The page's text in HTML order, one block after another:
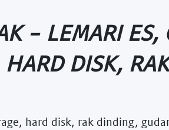
- LEMARI ES,
HARD DISK,
hard disk, rak dinding,